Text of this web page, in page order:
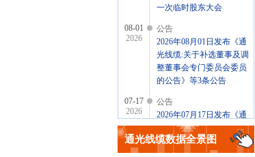
一次临时股东大会
08-01
2026
公告
2026年08月01日发布《通
光线缆:关于补选董事及调
整董事会专门委员会委员
的公告》等3条公告
07-17
2026
公告
2026年07月17日发布《通
光线缆:重大合同预中标提
示性公告》
通光线缆数据全景图